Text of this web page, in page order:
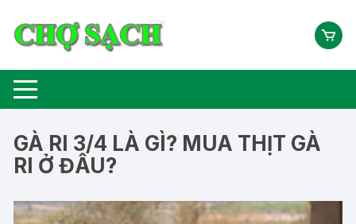
GÀ RI 3/4 LÀ GÌ? MUA THỊT GÀ
RI Ở ĐÂU?